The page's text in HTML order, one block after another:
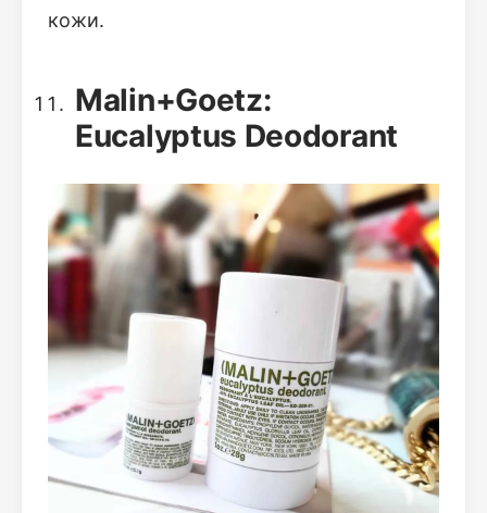
кожи.
Malin+Goetz:
Eucalyptus Deodorant